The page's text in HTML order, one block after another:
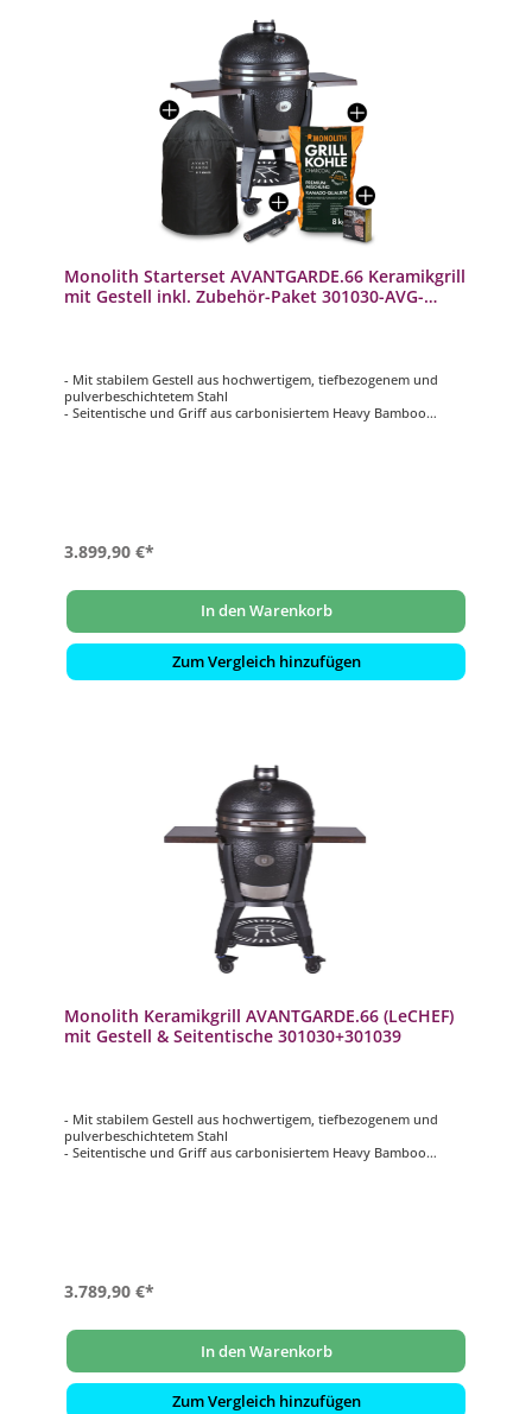
Monolith Starterset AVANTGARDE.66 Keramikgrill
mit Gestell inkl. Zubehör-Paket 301030-AVG-
- Mit stabilem Gestell aus hochwertigem, tiefbezogenem und
pulverbeschichtetem Stahl
- Seitentische und Griff aus carbonisiertem Heavy Bamboo
3.899,90 €*
In den Warenkorb
Zum Vergleich hinzufügen
Monolith Keramikgrill AVANTGARDE.66 (LeCHEF)
mit Gestell & Seitentische 301030+301039
- Mit stabilem Gestell aus hochwertigem, tiefbezogenem und
pulverbeschichtetem Stahl
- Seitentische und Griff aus carbonisiertem Heavy Bamboo
3.789,90 €*
In den Warenkorb
Zum Vergleich hinzufügen